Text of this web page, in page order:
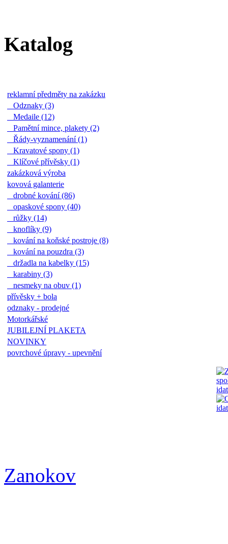
Katalog
reklamní předměty na zakázku
Odznaky (3)
Medaile (12)
Pamětní mince, plakety (2)
Řády-vyznamenání (1)
Kravatové spony (1)
Klíčové přívěsky (1)
zakázková výroba
kovová galanterie
drobné kování (86)
opaskové spony (40)
růžky (14)
knoflíky (9)
kování na koňské postroje (8)
kování na pouzdra (3)
držadla na kabelky (15)
karabiny (3)
nesmeky na obuv (1)
přívěsky + bola
odznaky - prodejné
Motorkářské
JUBILEJNÍ PLAKETA
NOVINKY
povrchové úpravy - upevnění
Zanokov